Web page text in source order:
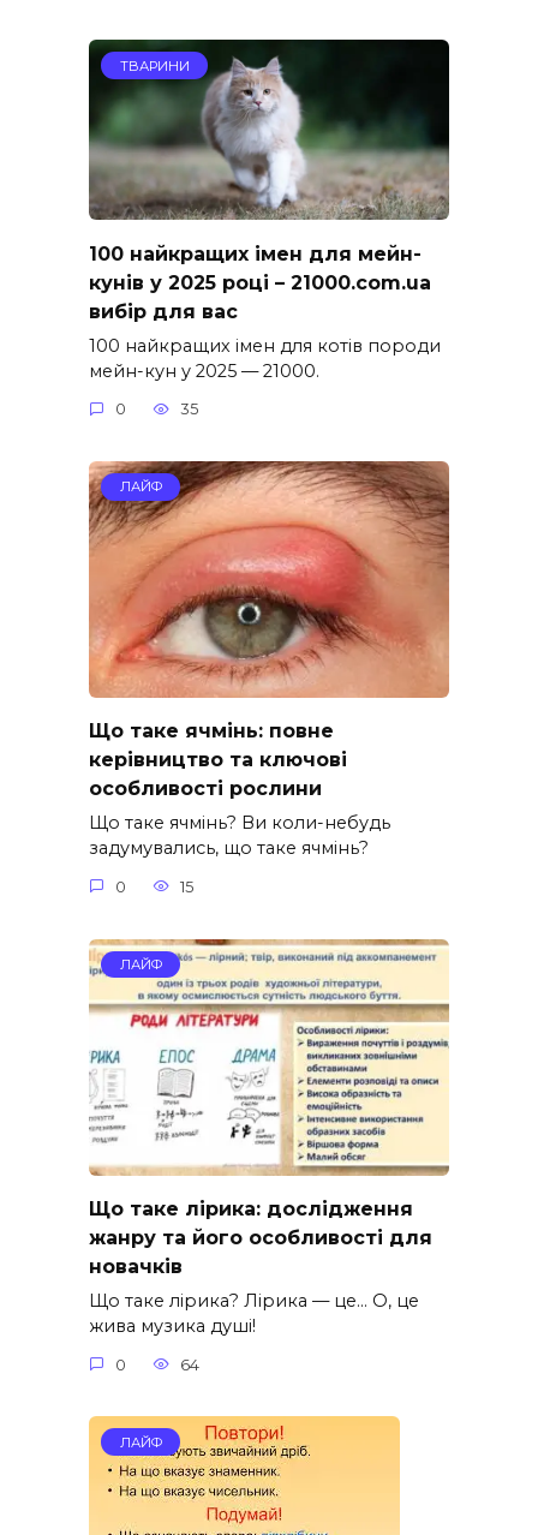
ТВАРИНИ
100 найкращих імен для мейн-
кунів у 2025 році – 21000.com.ua
вибір для вас
100 найкращих імен для котів породи
мейн-кун у 2025 — 21000.
0 35
ЛАЙФ
Що таке ячмінь: повне
керівництво та ключові
особливості рослини
Що таке ячмінь? Ви коли-небудь
задумувались, що таке ячмінь?
0 15
ЛАЙФ
Що таке лірика: дослідження
жанру та його особливості для
новачків
Що таке лірика? Лірика — це… О, це
жива музика душі!
0 64
ЛАЙФ